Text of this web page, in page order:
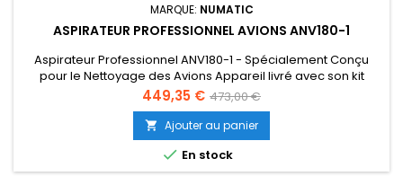
MARQUE: NUMATIC
ASPIRATEUR PROFESSIONNEL AVIONS ANV180-1
Aspirateur Professionnel ANV180-1 - Spécialement Conçu
pour le Nettoyage des Avions Appareil livré avec son kit
accessoires standards ANV (sans prise avion).
Prix
449,35 € Prix
de
base
473,00 €
 Ajouter au panier
 En stock